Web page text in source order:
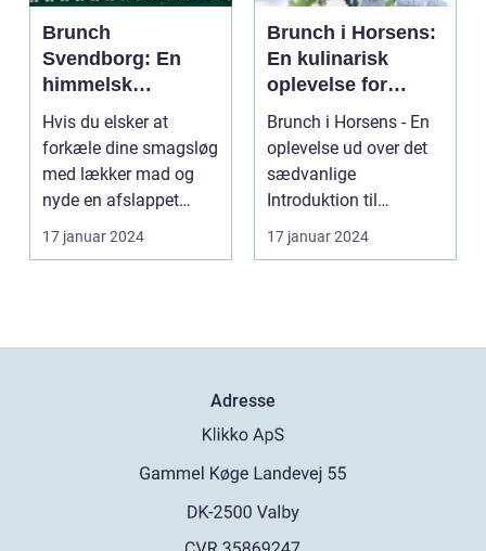
Brunch
Svendborg: En
himmelsk
oplevelse i hjertet
af Danmark
Hvis du elsker at
forkæle dine smagsløg
med lækker mad og
nyde en afslappet
atmosfære, så er
brunch ...
17 januar 2024
Brunch i Horsens:
En kulinarisk
oplevelse for
eventyrrejsende
og backpackere
Brunch i Horsens - En
oplevelse ud over det
sædvanlige
Introduktion til
brunchkulturen i
17 januar 2024
Adresse